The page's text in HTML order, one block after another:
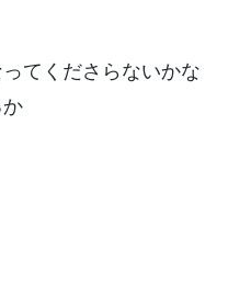
てくださらないかな